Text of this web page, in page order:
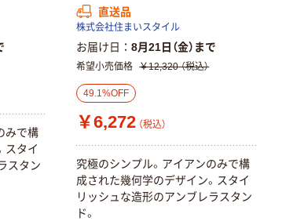
みで構
スタイ
スタン
直送品
株式会社住まいスタイル
お届け日 8月21日（金）まで
希望小売価格 ￥12,320 （税込）
49.1%OFF
￥6,272 （税込）
究極のシンプル。アイアンのみで構
成された幾何学のデザイン。スタイ
リッシュな造形のアンブレラスタン
ド。